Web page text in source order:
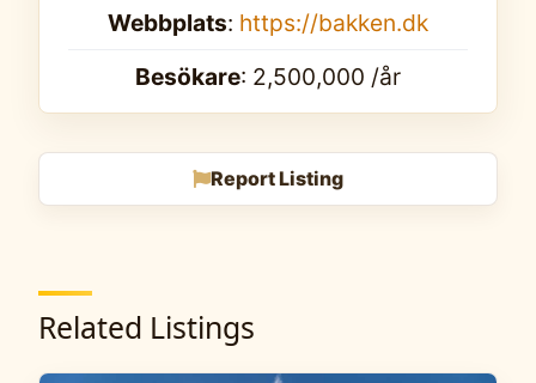
Webbplats: https://bakken.dk
Besökare: 2,500,000 /år
Report Listing
Related Listings